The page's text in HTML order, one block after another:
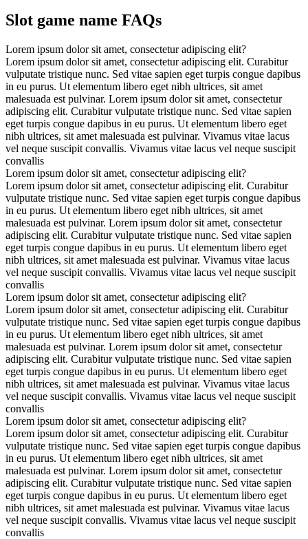
Slot game name FAQs
Lorem ipsum dolor sit amet, consectetur adipiscing elit?
Lorem ipsum dolor sit amet, consectetur adipiscing elit. Curabitur
vulputate tristique nunc. Sed vitae sapien eget turpis congue dapibus
in eu purus. Ut elementum libero eget nibh ultrices, sit amet
malesuada est pulvinar. Lorem ipsum dolor sit amet, consectetur
adipiscing elit. Curabitur vulputate tristique nunc. Sed vitae sapien
eget turpis congue dapibus in eu purus. Ut elementum libero eget
nibh ultrices, sit amet malesuada est pulvinar. Vivamus vitae lacus
vel neque suscipit convallis. Vivamus vitae lacus vel neque suscipit
convallis
Lorem ipsum dolor sit amet, consectetur adipiscing elit?
Lorem ipsum dolor sit amet, consectetur adipiscing elit. Curabitur
vulputate tristique nunc. Sed vitae sapien eget turpis congue dapibus
in eu purus. Ut elementum libero eget nibh ultrices, sit amet
malesuada est pulvinar. Lorem ipsum dolor sit amet, consectetur
adipiscing elit. Curabitur vulputate tristique nunc. Sed vitae sapien
eget turpis congue dapibus in eu purus. Ut elementum libero eget
nibh ultrices, sit amet malesuada est pulvinar. Vivamus vitae lacus
vel neque suscipit convallis. Vivamus vitae lacus vel neque suscipit
convallis
Lorem ipsum dolor sit amet, consectetur adipiscing elit?
Lorem ipsum dolor sit amet, consectetur adipiscing elit. Curabitur
vulputate tristique nunc. Sed vitae sapien eget turpis congue dapibus
in eu purus. Ut elementum libero eget nibh ultrices, sit amet
malesuada est pulvinar. Lorem ipsum dolor sit amet, consectetur
adipiscing elit. Curabitur vulputate tristique nunc. Sed vitae sapien
eget turpis congue dapibus in eu purus. Ut elementum libero eget
nibh ultrices, sit amet malesuada est pulvinar. Vivamus vitae lacus
vel neque suscipit convallis. Vivamus vitae lacus vel neque suscipit
convallis
Lorem ipsum dolor sit amet, consectetur adipiscing elit?
Lorem ipsum dolor sit amet, consectetur adipiscing elit. Curabitur
vulputate tristique nunc. Sed vitae sapien eget turpis congue dapibus
in eu purus. Ut elementum libero eget nibh ultrices, sit amet
malesuada est pulvinar. Lorem ipsum dolor sit amet, consectetur
adipiscing elit. Curabitur vulputate tristique nunc. Sed vitae sapien
eget turpis congue dapibus in eu purus. Ut elementum libero eget
nibh ultrices, sit amet malesuada est pulvinar. Vivamus vitae lacus
vel neque suscipit convallis. Vivamus vitae lacus vel neque suscipit
convallis